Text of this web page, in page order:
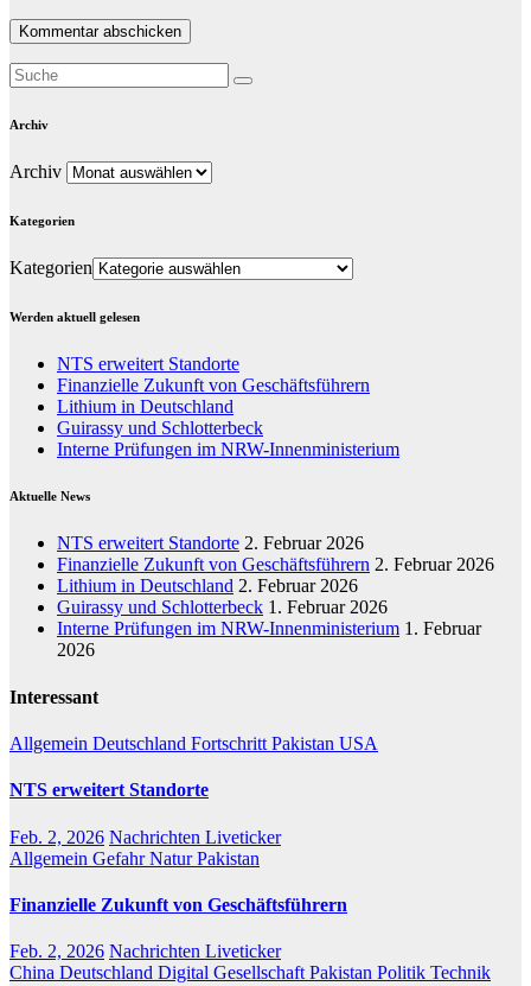
Archiv
Archiv
Kategorien
Kategorien
Werden aktuell gelesen
NTS erweitert Standorte
Finanzielle Zukunft von Geschäftsführern
Lithium in Deutschland
Guirassy und Schlotterbeck
Interne Prüfungen im NRW-Innenministerium
Aktuelle News
NTS erweitert Standorte 2. Februar 2026
Finanzielle Zukunft von Geschäftsführern 2. Februar 2026
Lithium in Deutschland 2. Februar 2026
Guirassy und Schlotterbeck 1. Februar 2026
Interne Prüfungen im NRW-Innenministerium 1. Februar
2026
Interessant
Allgemein Deutschland Fortschritt Pakistan USA
NTS erweitert Standorte
Feb. 2, 2026 Nachrichten Liveticker
Allgemein GefahrNaturPakistan
Finanzielle Zukunft von Geschäftsführern
Feb. 2, 2026 Nachrichten Liveticker
China Deutschland Digital Gesellschaft Pakistan Politik Technik